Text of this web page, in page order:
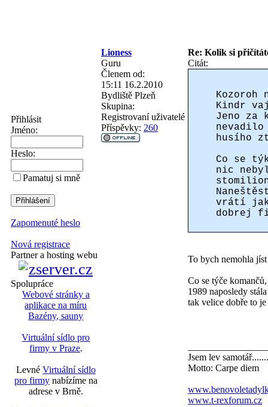
Přihlásit
Jméno:
Heslo:
Pamatuj si mně
Zapomenuté heslo
Nová registrace
Partner a hosting webu
Spolupráce
Webové stránky a
aplikace na míru
Bazény, sauny
Virtuální sídlo pro
firmy v Praze.
Levné Virtuální sídlo
pro firmy nabízíme na
adrese v Brně.
Lioness
Re: Kolik si
Guru
Členem od:
15:11 16.2.2010
Bydliště Plzeň
Skupina:
Registrovaní uživatelé
Příspěvky: 260
Citát:
Kozoroh
Kindr
Jeno za
husího
Co se
nic
vrátí jak
dobrej
To bych nemohla
Co se týče
1989 naposledy
tak velice dobře to
Jsem lev
Motto: Carpe diem
www.t-rexforum.cz